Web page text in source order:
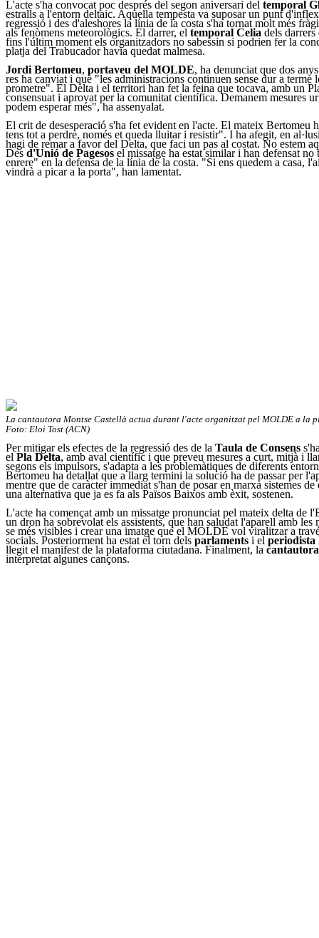
L'acte s'ha convocat poc després del segon aniversari del temporal
estralls a l'entorn deltaic. Aquella tempesta va suposar un punt
regressió i des d'aleshores la línia de la costa s'ha tornat molt més
als fenòmens meteorològics. El darrer, el temporal Celia dels
fins l'últim moment els organitzadors no sabessin si podrien fer la
platja del Trabucador havia quedat malmesa.
Jordi Bertomeu, portaveu del MOLDE, ha denunciat que dos
res ha canviat i que "les administracions continuen sense dur a terme
prometre". El Delta i el territori han fet la feina que tocava, amb un
consensuat i aprovat per la comunitat científica. Demanem mesures
podem esperar més", ha assenyalat.
El crit de desesperació s'ha fet evident en l'acte. El mateix Bertomeu
tens tot a perdre, només et queda lluitar i resistir". I ha afegit, en
hagi de remar a favor del Delta, que faci un pas al costat. No estem
Des d'Unió de Pagesos el missatge ha estat similar i han defensat
enrere" en la defensa de la línia de la costa. "Si ens quedem a casa,
vindrà a picar a la porta", han lamentat.
La cantautora Montse Castellà actua durant l'acte organitzat pel MOLDE a la
Foto: Eloi Tost (ACN)
Per mitigar els efectes de la regressió des de la Taula de Consens
el Pla Delta, amb aval científic i que preveu mesures a curt, mitjà i
segons els impulsors, s'adapta a les problemàtiques de diferents
Bertomeu ha detallat que a llarg termini la solució ha de passar per
mentre que de caràcter immediat s'han de posar en marxa sistemes de
una alternativa que ja es fa als Països Baixos amb èxit, sostenen.
L'acte ha començat amb un missatge pronunciat pel mateix delta de
un dron ha sobrevolat els assistents, que han saludat l'aparell amb les
se més visibles i crear una imatge que el MOLDE vol viralitzar a
socials. Posteriorment ha estat el torn dels parlaments i el
llegit el manifest de la plataforma ciutadana. Finalment, la
interpretat algunes cançons.